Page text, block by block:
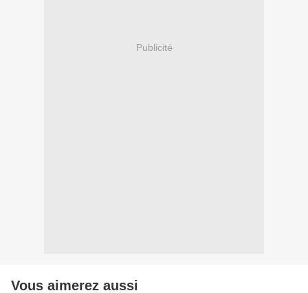
Publicité
Vous aimerez aussi